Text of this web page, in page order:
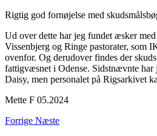
Rigtig god fornøjelse med
Ud over dette har jeg fundet æsker
Vissenbjerg og Ringe pastorater, som
ovenfor. Og derudover findes der
fattigvæsnet i Odense. Sidstnævnte
Daisy, men personalet på Rigsarkivet
Mette F 05.2024
Forrige Næste